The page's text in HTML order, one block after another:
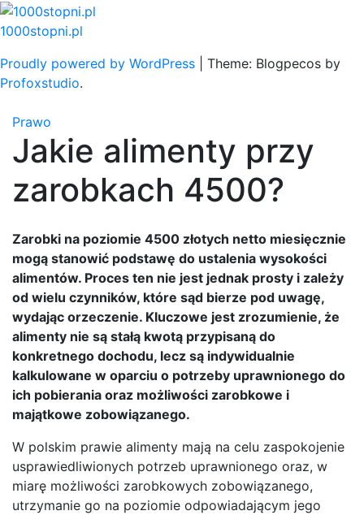
Skip
to
1000stopni.pl
Proudly powered by WordPress
Theme: Blogpecos by
Profoxstudio.
Prawo
Jakie alimenty przy
zarobkach 4500?
Zarobki na poziomie 4500 złotych netto miesięcznie
mogą stanowić podstawę do ustalenia wysokości
alimentów. Proces ten nie jest jednak prosty i zależy
od wielu czynników, które sąd bierze pod uwagę,
wydając orzeczenie. Kluczowe jest zrozumienie, że
alimenty nie są stałą kwotą przypisaną do
konkretnego dochodu, lecz są indywidualnie
kalkulowane w oparciu o potrzeby uprawnionego do
ich pobierania oraz możliwości zarobkowe i
majątkowe zobowiązanego.
W polskim prawie alimenty mają na celu zaspokojenie
usprawiedliwionych potrzeb uprawnionego oraz, w
miarę możliwości zarobkowych zobowiązanego,
utrzymanie go na poziomie odpowiadającym jego